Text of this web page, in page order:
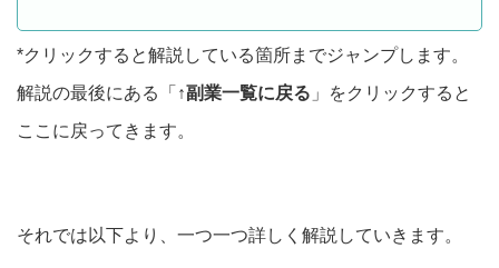
*クリックすると解説している箇所までジャンプします。
解説の最後にある「 ↑副業一覧に戻る 」をクリックすると
ここに戻ってきます。
それでは以下より、一つ一つ詳しく解説していきます。